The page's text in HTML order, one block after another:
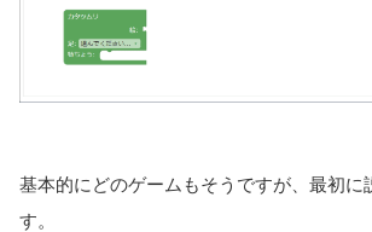
基本的にどのゲームもそうですが、最初に
す。